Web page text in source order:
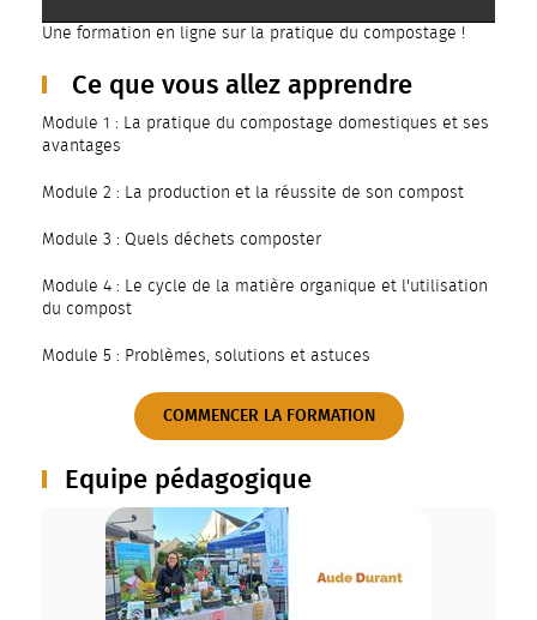
Une formation en ligne sur la pratique du compostage !
Ce que vous allez apprendre
Module 1 : La pratique du compostage domestiques et ses
avantages
Module 2 : La production et la réussite de son compost
Module 3 : Quels déchets composter
Module 4 : Le cycle de la matière organique et l'utilisation
du compost
Module 5 : Problèmes, solutions et astuces
COMMENCER LA FORMATION
Equipe pédagogique